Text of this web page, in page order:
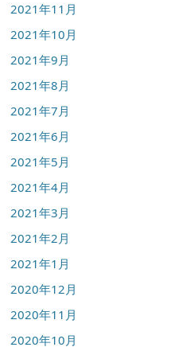
2021年11月
2021年10月
2021年9月
2021年8月
2021年7月
2021年6月
2021年5月
2021年4月
2021年3月
2021年2月
2021年1月
2020年12月
2020年11月
2020年10月